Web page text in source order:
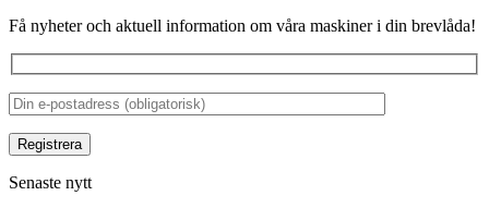
Få nyheter och aktuell information om våra maskiner i din brevlåda!
Senaste nytt